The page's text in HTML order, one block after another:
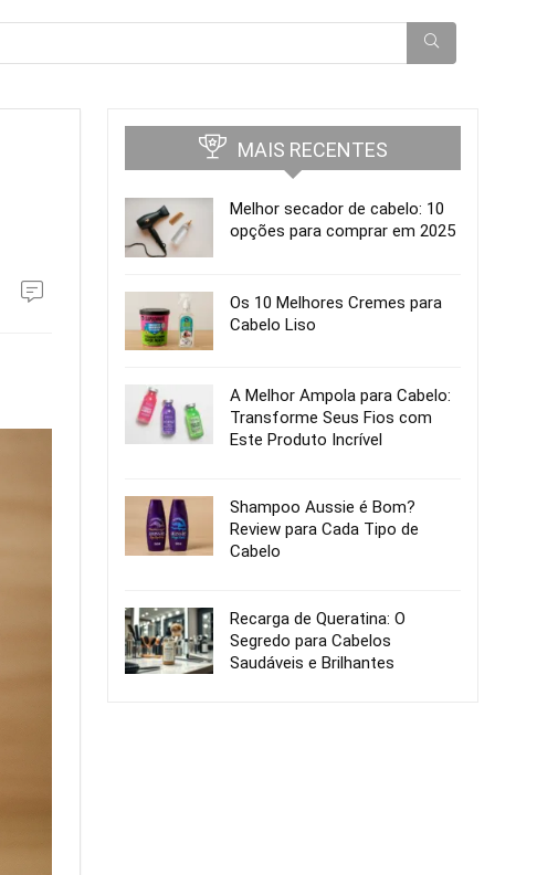
MAIS RECENTES
Melhor secador de cabelo: 10
opções para comprar em 2025
Os 10 Melhores Cremes para
Cabelo Liso
A Melhor Ampola para Cabelo:
Transforme Seus Fios com
Este Produto Incrível
Shampoo Aussie é Bom?
Review para Cada Tipo de
Cabelo
Recarga de Queratina: O
Segredo para Cabelos
Saudáveis e Brilhantes